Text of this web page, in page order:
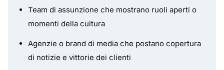
Team di assunzione che mostrano ruoli aperti o
momenti della cultura
Agenzie o brand di media che postano copertura
di notizie e vittorie dei clienti